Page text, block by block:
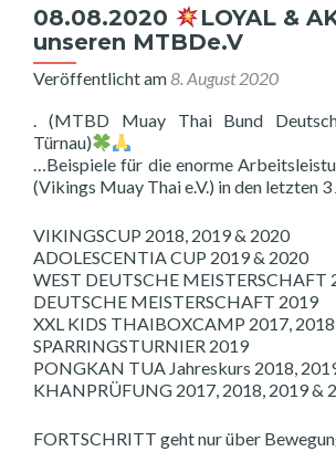
08.08.2020
LOYAL &
unseren MTBDe.V
Veröffentlicht am8. August 2020
. (MTBD Muay Thai Bund
Türnau)
…Beispiele für die enorme
(Vikings Muay Thai e.V.) in den letzten 3
VIKINGSCUP 2018, 2019 & 2020
ADOLESCENTIA CUP 2019 & 2020
WEST DEUTSCHE MEISTERSCHAFT
DEUTSCHE MEISTERSCHAFT 2019
XXL KIDS THAIBOXCAMP 2017,
SPARRINGSTURNIER 2019
PONGKAN TUA Jahreskurs 2018,
KHANPRÜFUNG 2017, 2018, 2019 &
FORTSCHRITT geht nur über